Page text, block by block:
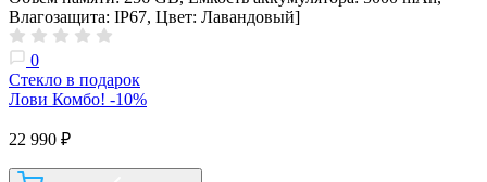
Влагозащита: IP67, Цвет: Лавандовый]
0
Стекло в подарок
Лови Комбо! -10%
22 990 ₽